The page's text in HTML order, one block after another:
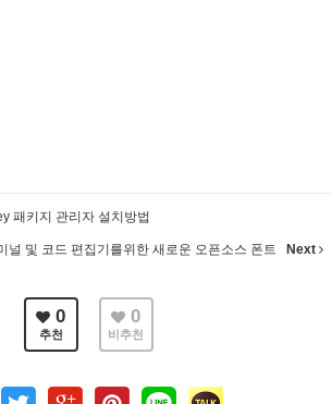
패키지 관리자 설치방법
널 및 코드 편집기를위한 새로운 오픈소스 폰트 Next
0
추천
0
비추천